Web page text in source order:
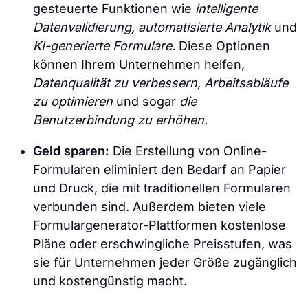
gesteuerte Funktionen wie intelligente
Datenvalidierung, automatisierte Analytikund
KI-generierte Formulare. Diese Optionen
können Ihrem Unternehmen helfen,
Datenqualität zu verbessern, Arbeitsabläufe
zu optimieren und sogar die
Benutzerbindung zu erhöhen.
Geld sparen: Die Erstellung von Online-
Formularen eliminiert den Bedarf an Papier
und Druck, die mit traditionellen Formularen
verbunden sind. Außerdem bieten viele
Formulargenerator-Plattformen kostenlose
Pläne oder erschwingliche Preisstufen, was
sie für Unternehmen jeder Größe zugänglich
und kostengünstig macht.